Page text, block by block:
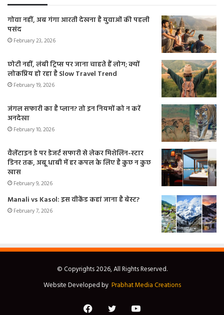
गोवा नहीं, अब गंगा आरती देखना है युवाओं की पहली
पसंद
February 23, 2026
छोटी नहीं, लंबी ट्रिप्स पर जाना चाहते हैं लोग; क्यों
लोकप्रिय हो रहा है Slow Travel Trend
February 19, 2026
जंगल सफारी का है प्लान? तो इन नियमों को न करें
अनदेखा
February 10, 2026
वैलेंटाइन डे पर डेजर्ट सफारी से लेकर मिशेलिन-स्टार
डिनर तक, अबू धाबी में हर कपल के लिए है कुछ न कुछ
खास
February 9, 2026
Manali vs Kasol: इस वीकेंड कहां जाना है बेस्ट?
February 7, 2026
© Copyrights 2026, All Rights Reserved.
Website Developed by Prabhat Media Creations
FacebookTwitterYouTube